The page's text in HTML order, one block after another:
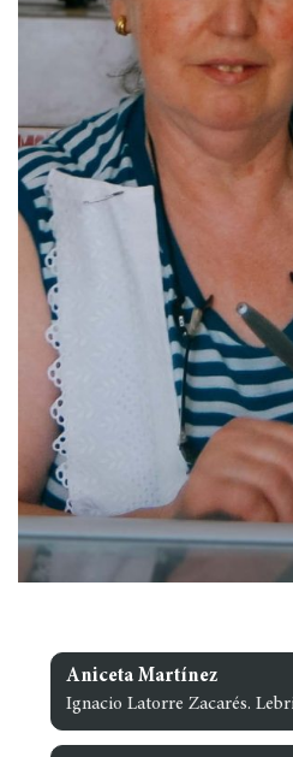
Aniceta Martínez
Ignacio Latorre Zacarés.